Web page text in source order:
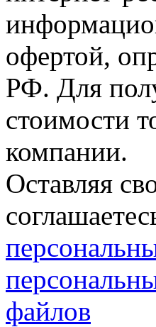
офертой,
РФ. Для
стоимости
компании.
Оставляя
файлов